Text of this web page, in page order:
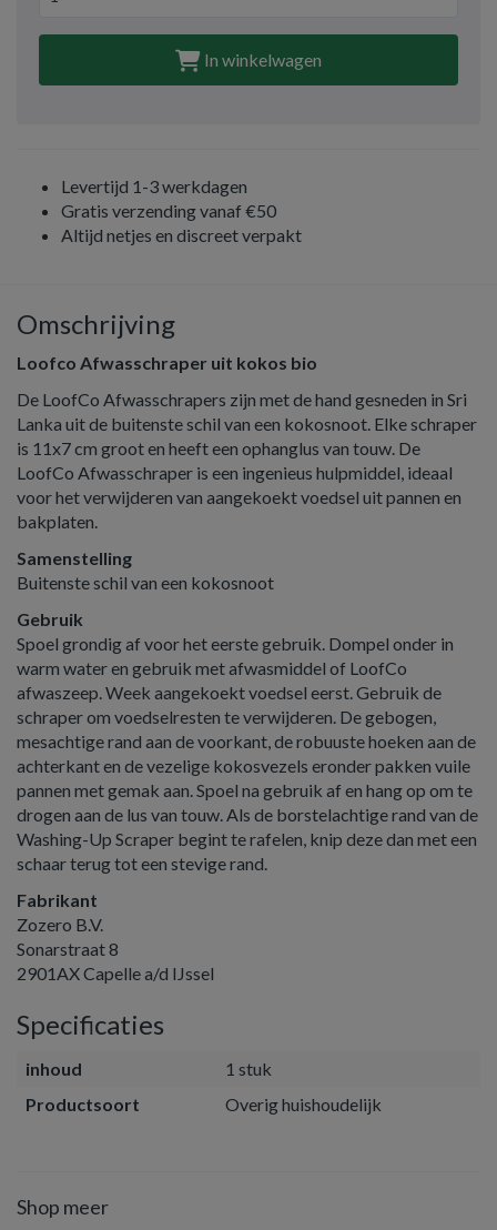
In winkelwagen
Levertijd 1-3 werkdagen
Gratis verzending vanaf €50
Altijd netjes en discreet verpakt
Omschrijving
Loofco Afwasschraper uit kokos bio
De LoofCo Afwasschrapers zijn met de hand gesneden in Sri
Lanka uit de buitenste schil van een kokosnoot. Elke schraper
is 11x7 cm groot en heeft een ophanglus van touw. De
LoofCo Afwasschraper is een ingenieus hulpmiddel, ideaal
voor het verwijderen van aangekoekt voedsel uit pannen en
bakplaten.
Samenstelling
Buitenste schil van een kokosnoot
Gebruik
Spoel grondig af voor het eerste gebruik. Dompel onder in
warm water en gebruik met afwasmiddel of LoofCo
afwaszeep. Week aangekoekt voedsel eerst. Gebruik de
schraper om voedselresten te verwijderen. De gebogen,
mesachtige rand aan de voorkant, de robuuste hoeken aan de
achterkant en de vezelige kokosvezels eronder pakken vuile
pannen met gemak aan. Spoel na gebruik af en hang op om te
drogen aan de lus van touw. Als de borstelachtige rand van de
Washing-Up Scraper begint te rafelen, knip deze dan met een
schaar terug tot een stevige rand.
Fabrikant
Zozero B.V.
Sonarstraat 8
2901AX Capelle a/d IJssel
Specificaties
inhoud
1 stuk
Productsoort
Overig huishoudelijk
Shop meer